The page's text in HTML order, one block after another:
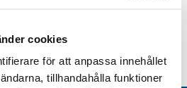
cookies
för att anpassa innehållet
tillhandahålla funktioner